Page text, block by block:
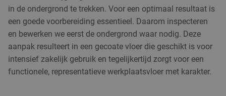
in de ondergrond te trekken. Voor een optimaal resultaat is
een goede voorbereiding essentieel. Daarom inspecteren
en bewerken we eerst de ondergrond waar nodig. Deze
aanpak resulteert in een gecoate vloer die geschikt is voor
intensief zakelijk gebruik en tegelijkertijd zorgt voor een
functionele, representatieve werkplaatsvloer met karakter.